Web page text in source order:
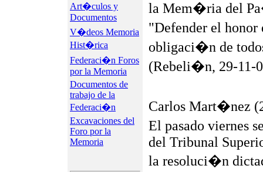
Art�culos y
Documentos
V�deos Memoria
Hist�rica
Federaci�n Foros
por la Memoria
Documentos de
trabajo de la
Federaci�n
Excavaciones del
Foro por la
Memoria
la Mem�ria del
"Defender el
obligaci�n de
(Rebeli�n, 29-11-
Carlos Mart�nez
El pasado viernes
del Tribunal
la resoluci�n